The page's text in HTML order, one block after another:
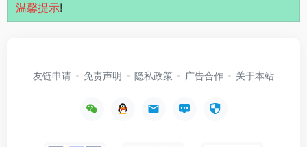
温馨提示!
友链申请 免责声明 隐私政策 广告合作 关于本站